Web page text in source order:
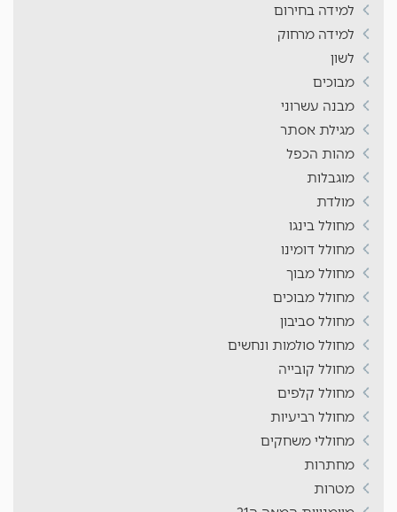
למידה בחירום
למידה מרחוק
לשון
מבוכים
מבנה עשרוני
מגילת אסתר
מהות הכפל
מוגבלות
מולדת
מחולל בינגו
מחולל דומינו
מחולל מבוך
מחולל מבוכים
מחולל סביבון
מחולל סולמות ונחשים
מחולל קובייה
מחולל קלפים
מחולל רביעיות
מחוללי משחקים
מחתרות
מטרות